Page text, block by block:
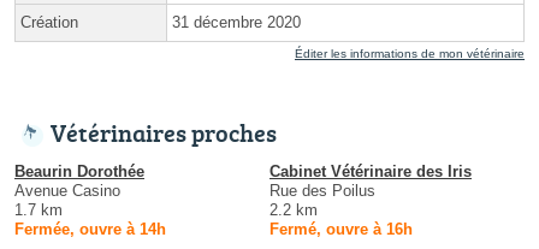
Création 31 décembre 2020
Éditer les informations de mon vétérinaire
Vétérinaires proches
Beaurin Dorothée
Avenue Casino
1.7 km
Fermée, ouvre à 14h
Cabinet Vétérinaire des Iris
Rue des Poilus
2.2 km
Fermé, ouvre à 16h